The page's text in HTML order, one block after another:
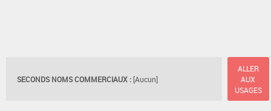
SECONDS NOMS COMMERCIAUX : [Aucun]
ALLER
AUX
USAGES